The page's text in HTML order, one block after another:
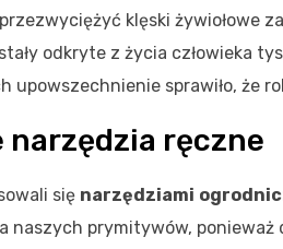
klęski żywiołowe
odkryte z życia człowieka
sprawiło, że
ręczne
się narzędziami
naszych prymitywów,